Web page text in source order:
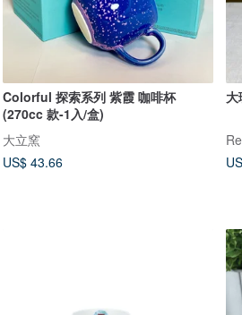
Colorful 探索系列 紫霞 咖啡杯
(270cc 款-1入/盒)
大立窯
US$ 43.66